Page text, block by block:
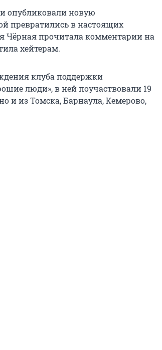
опубликовали новую
превратились в настоящих
Чёрная прочитала комментарии на
хейтерам.
клуба поддержки
люди», в ней поучаствовали 19
и из Томска, Барнаула, Кемерово,